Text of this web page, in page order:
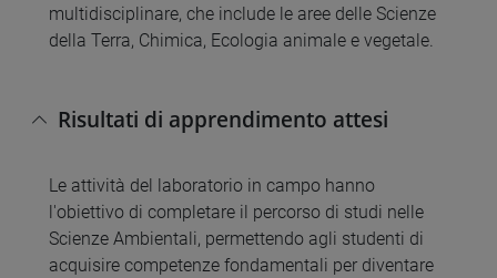
multidisciplinare, che include le aree delle Scienze
della Terra, Chimica, Ecologia animale e vegetale.
Risultati di apprendimento attesi
Le attività del laboratorio in campo hanno
l'obiettivo di completare il percorso di studi nelle
Scienze Ambientali, permettendo agli studenti di
acquisire competenze fondamentali per diventare